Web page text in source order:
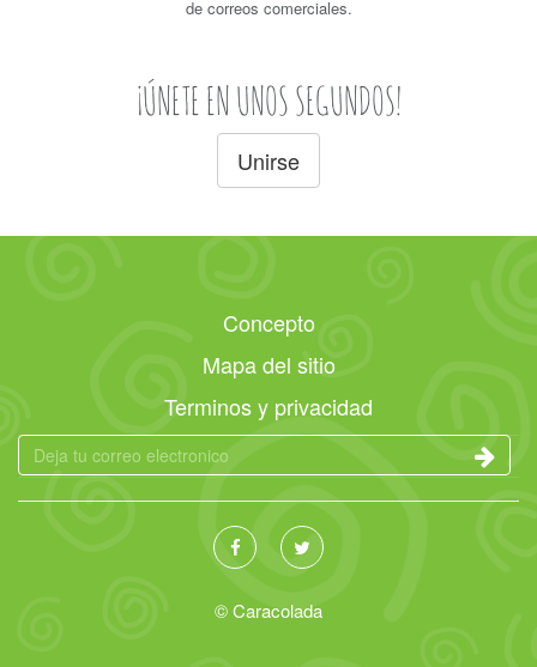
de correos comerciales.
¡ÚNETE EN UNOS SEGUNDOS!
Unirse
Concepto
Mapa del sitio
Terminos y privacidad
© Caracolada